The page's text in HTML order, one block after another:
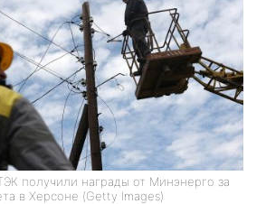
получили награды от Минэнерго за
в Херсоне (Getty Images)